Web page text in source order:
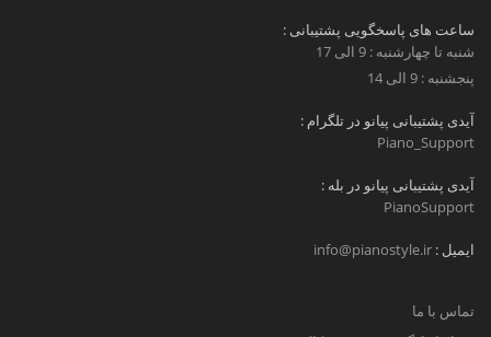
ساعت های پاسخگویی پشتیبانی :
شنبه تا چهارشنبه : 9 الی 17
پنجشنبه : 9 الی 14
آیدی پشتیبانی پیانو در تلگرام :
Piano_Support
آیدی پشتیبانی پیانو در بله :
PianoSupport
ایمیل : info@pianostyle.ir
تماس با ما